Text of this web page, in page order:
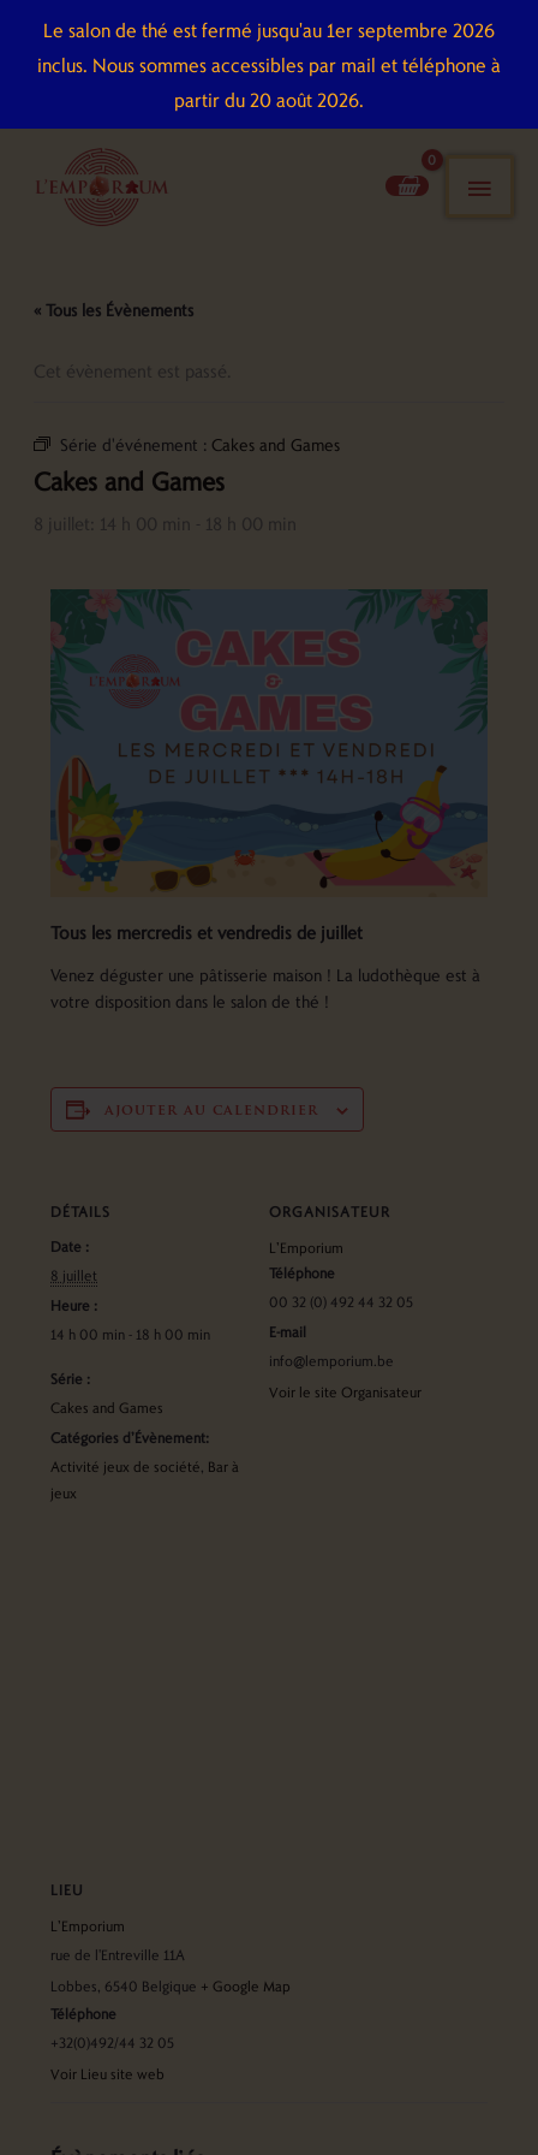
Le salon de thé est fermé jusqu'au 1er septembre 2026
inclus. Nous sommes accessibles par mail et téléphone à
partir du 20 août 2026.
contenu
« Tous les Évènements
Cet évènement est passé.
Série d'événement : Cakes and Games
Cakes and Games
8 juillet: 14 h 00 min - 18 h 00 min
Tous les mercredis et vendredis de juillet
Venez déguster une pâtisserie maison ! La ludothèque est à
votre disposition dans le salon de thé !
ajouter au calendrier
DÉTAILS
Date :
8 juillet
Heure :
14 h 00 min - 18 h 00 min
Série :
Cakes and Games
Catégories d’Évènement:
Activité jeux de société, Bar à
jeux
ORGANISATEUR
L’Emporium
Téléphone
00 32 (0) 492 44 32 05
E-mail
info@lemporium.be
Voir le site Organisateur
LIEU
L’Emporium
rue de l'Entreville 11A
Lobbes, 6540 Belgique + Google Map
Téléphone
+32(0)492/44 32 05
Voir Lieu site web